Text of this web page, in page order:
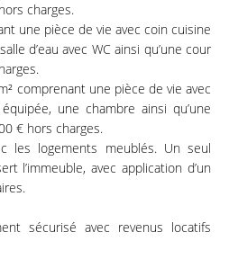
charges.
une pièce de vie avec coin cuisine
d’eau avec WC ainsi qu’une cour
comprenant une pièce de vie avec
une chambre ainsi qu’une
€ hors charges.
les logements meublés. Un seul
l’immeuble, avec application d’un
sécurisé avec revenus locatifs